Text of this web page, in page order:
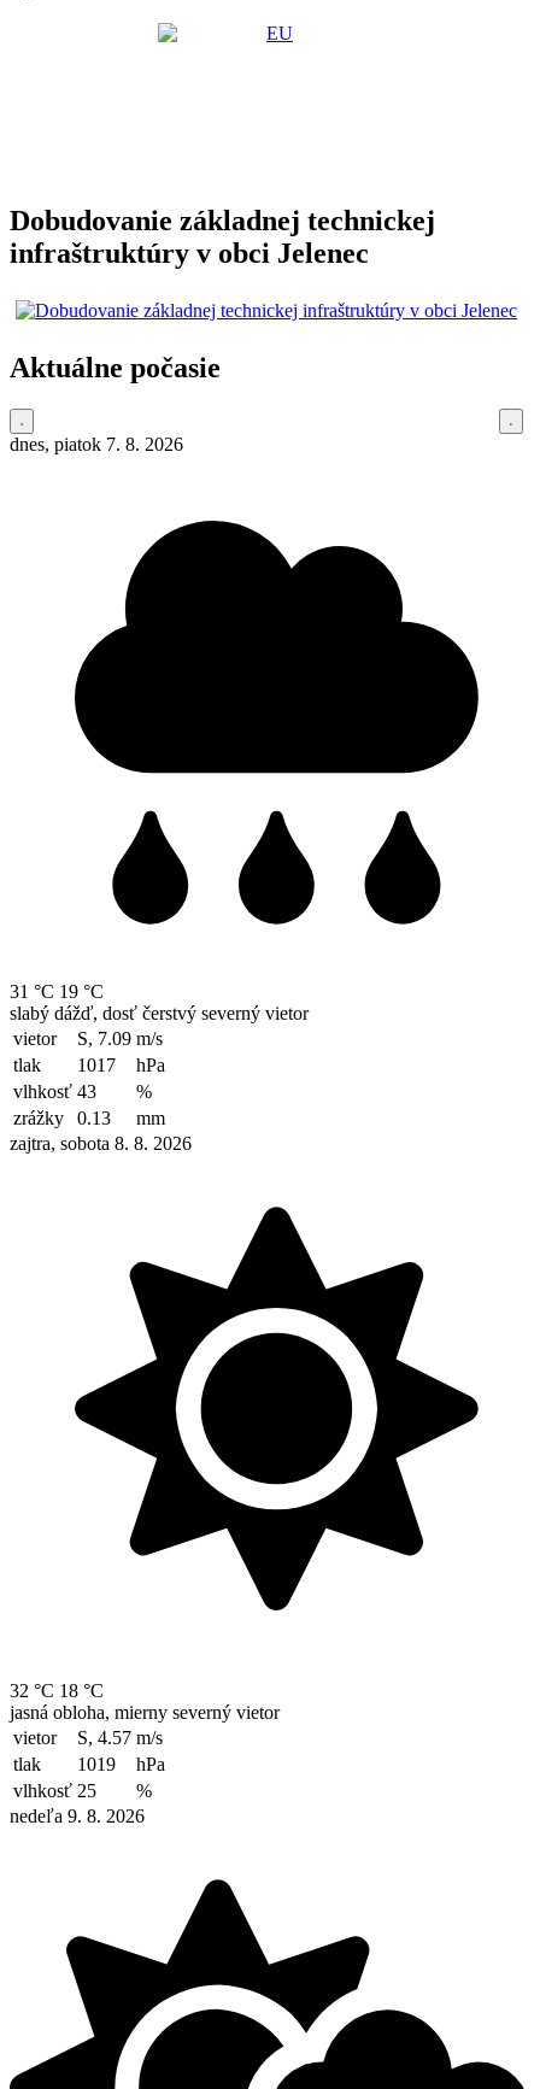
Dobudovanie základnej technickej
infraštruktúry v obci Jelenec
Aktuálne počasie
dnes, piatok 7. 8. 2026
31 °C 19 °C
slabý dážď, dosť čerstvý severný vietor
vietor
S, 7.09 m/s
tlak
1017
hPa
vlhkosť 43
%
zrážky
0.13
mm
zajtra, sobota 8. 8. 2026
32 °C 18 °C
jasná obloha, mierny severný vietor
vietor
S, 4.57 m/s
tlak
1019
hPa
vlhkosť 25
%
nedeľa 9. 8. 2026